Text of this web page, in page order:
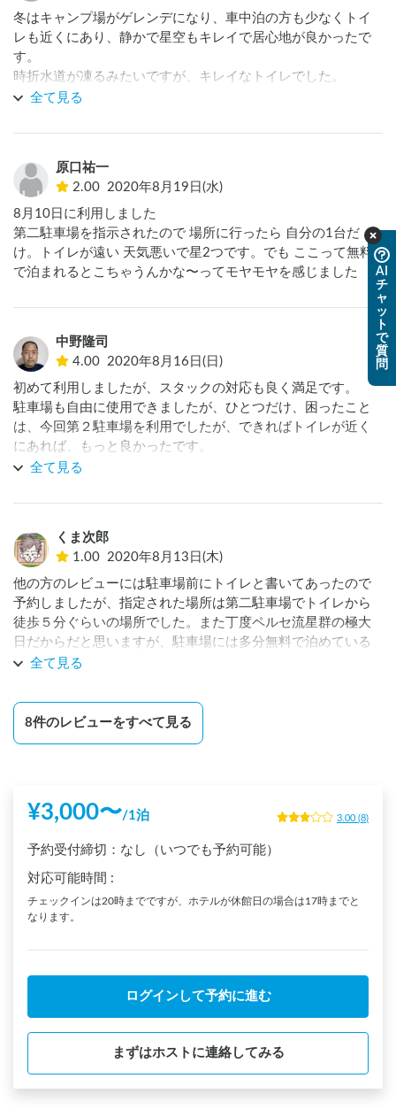
冬はキャンプ場がゲレンデになり、車中泊の方も少なくトイ
レも近くにあり、静かで星空もキレイで居心地が良かったで
す。
時折水道が凍るみたいですが、キレイなトイレでした。
駐車料金が別途かかるため、受付時に駐車券を出すと無料に
スタッフさんの笑顔で対応して下さりました。
冬はゲレンデ、春〜秋はキャンプ場、グランピングになり、
他にも登山やテニスが出来る所があり、オールシンズで楽し
める所でまた行きたいと思いました。
全て見る
原口祐一
2.00 2020年8月19日(水)
8月10日に利用しました
第二駐車場を指示されたので 場所に行ったら 自分の1台だ
け。トイレが遠い 天気悪いで星2つです。でも ここって無料
で泊まれるとこちゃうんかな〜ってモヤモヤを感じました
中野隆司
4.00 2020年8月16日(日)
初めて利用しましたが、スタックの対応も良く満足です。
駐車場も自由に使用できましたが、ひとつだけ、困ったこと
は、今回第２駐車場を利用でしたが、できればトイレが近く
にあれば、もっと良かったです。
少しくらい遠いのは大丈夫ですが、周りが暗くて少し困りま
でも、また利用したいと考えています。
全て見る
くま次郎
1.00 2020年8月13日(木)
他の方のレビューには駐車場前にトイレと書いてあったので
予約しましたが、指定された場所は第二駐車場でトイレから
徒歩５分ぐらいの場所でした。また丁度ペルセ流星群の極大
日だからだと思いますが、駐車場には多分無料で泊めている
人が山ほどいました。金額の問題では無く、あまりにも不条
全て見る
8件のレビューをすべて見る
¥3,000〜/1泊 3.00 (8)
予約受付締切： なし（いつでも予約可能）
対応可能時間 :
チェックインは20時までですが、ホテルが休館日の場合は17時までと
なります。
ログインして予約に進む
まずはホストに連絡してみる
AI
チ
ャ
ッ
ト
で
質
問